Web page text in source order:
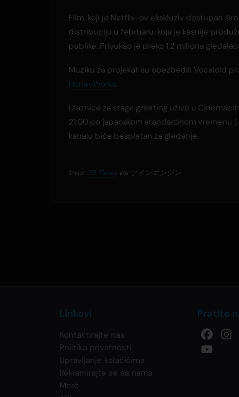
Film, koji je Netflix-ov ekskluziv dostupan
distribuciju u februaru, koja je kasnije
publike. Privukao je preko 1,2 miliona
Muziku za projekat su obezbedili Vocaloid
HoneyWorks.
Ulaznice za stage greeting uživo u
21:00 po japanskom standardnom vremenu
kanalu biće besplatan za gledanje.
Izvor: PR Times via ツインエンジン
Linkovi
Kontaktirajte nas
Politika privatnosti
Upravljanje kolačićima
Reklamirajte se sa nama
Merč
Pratite